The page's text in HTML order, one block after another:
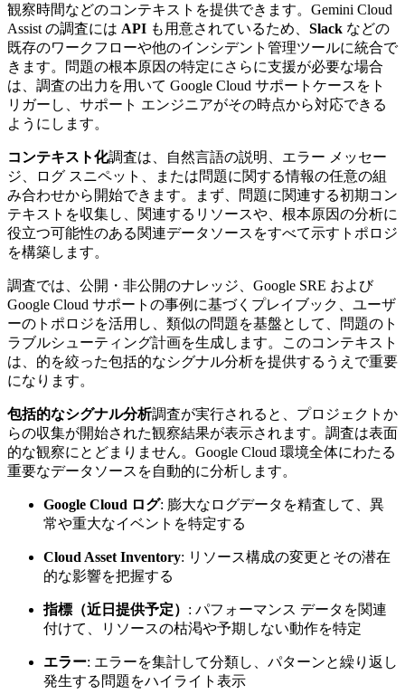
観察時間などのコンテキストを提供できます。Gemini Cloud
Assist の調査には API も用意されているため、 Slack などの
既存のワークフローや他のインシデント管理ツールに統合で
きます。問題の根本原因の特定にさらに支援が必要な場合
は、調査の出力を用いて Google Cloud サポートケースをト
リガーし、サポート エンジニアがその時点から対応できる
ようにします。
コンテキスト化調査は、自然言語の説明、エラー メッセー
ジ、ログ スニペット、または問題に関する情報の任意の組
み合わせから開始できます。まず、問題に関連する初期コン
テキストを収集し、関連するリソースや、根本原因の分析に
役立つ可能性のある関連データソースをすべて示すトポロジ
を構築します。
調査では、公開・非公開のナレッジ、Google SRE および
Google Cloud サポートの事例に基づくプレイブック、ユーザ
ーのトポロジを活用し、類似の問題を基盤として、問題のト
ラブルシューティング計画を生成します。このコンテキスト
は、的を絞った包括的なシグナル分析を提供するうえで重要
になります。
包括的なシグナル分析調査が実行されると、プロジェクトか
らの収集が開始された観察結果が表示されます。調査は表面
的な観察にとどまりません。Google Cloud 環境全体にわたる
重要なデータソースを自動的に分析します。
Google Cloud ログ: 膨大なログデータを精査して、異
常や重大なイベントを特定する
Cloud Asset Inventory: リソース構成の変更とその潜在
的な影響を把握する
指標（近日提供予定） : パフォーマンス データを関連
付けて、リソースの枯渇や予期しない動作を特定
エラー: エラーを集計して分類し、パターンと繰り返し
発生する問題をハイライト表示